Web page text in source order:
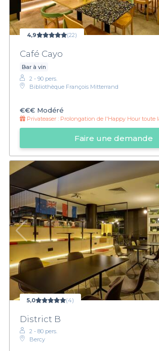
4,9 (22)
Café Cayo
Bar à vin
2 - 90 pers.
Bibliothèque François Mitterrand
€€€ Modéré
Privateaser : Prolongation de l'Happy Hour toute
Faire une demande
5,0 (4)
District B
2 - 80 pers.
Bercy